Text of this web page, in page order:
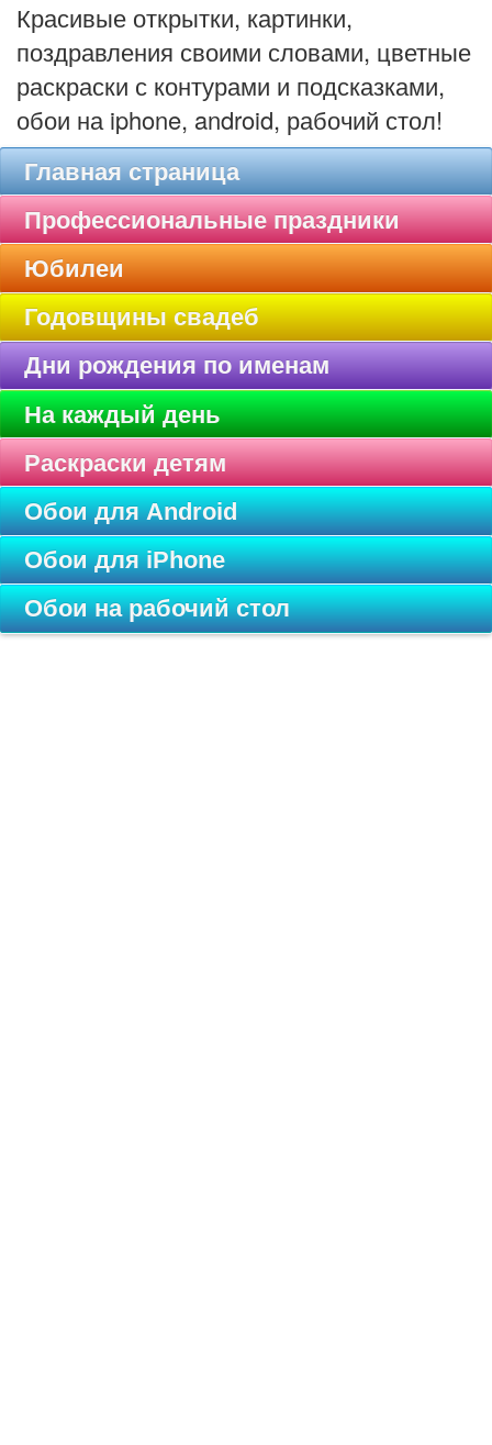
Красивые открытки, картинки,
поздравления своими словами, цветные
раскраски с контурами и подсказками,
обои на iphone, android, рабочий стол!
Главная страница
Профессиональные праздники
Юбилеи
Годовщины свадеб
Дни рождения по именам
На каждый день
Раскраски детям
Обои для Android
Обои для iPhone
Обои на рабочий стол